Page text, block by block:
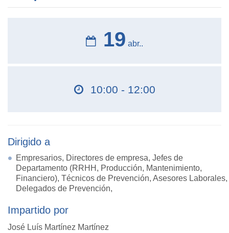
19 abr..
10:00 - 12:00
Dirigido a
Empresarios, Directores de empresa, Jefes de
Departamento (RRHH, Producción, Mantenimiento,
Financiero), Técnicos de Prevención, Asesores Laborales,
Delegados de Prevención,
Impartido por
José Luís Martínez Martínez